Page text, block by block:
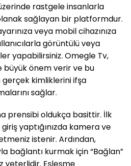
rastgele insanlarla
sağlayan bir platformdur.
veya mobil cihazınıza
görüntülü veya
yapabilirsiniz. Omegle Tv,
büyük önem verir ve bu
gerçek kimliklerini ifşa
sağlar.
prensibi oldukça basittir. İlk
yaptığınızda kamera ve
istenir. Ardından,
bağlantı kurmak için “Bağlan”
yeterlidir. Eşleşme